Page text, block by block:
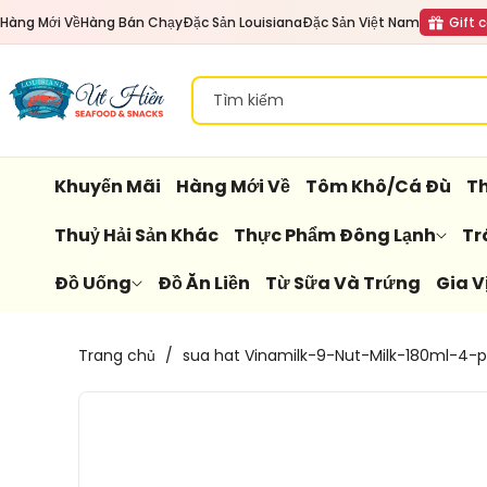
Đến Nội
Dung
Hàng Mới VềHàng Bán ChạyĐặc Sản LouisianaĐặc Sản Việt Nam Gift
Tìm kiếm
Khuyến Mãi Hàng Mới Về Tôm Khô/Cá Đù
Thuỷ Hải Sản Khác
Thực Phẩm Đông Lạnh
Đồ Uống
Đồ Ăn Liền Từ Sữa Và Trứng Gia
Trang chủ / sua hat Vinamilk-9-Nut-Milk-180ml-4-
Chuyển